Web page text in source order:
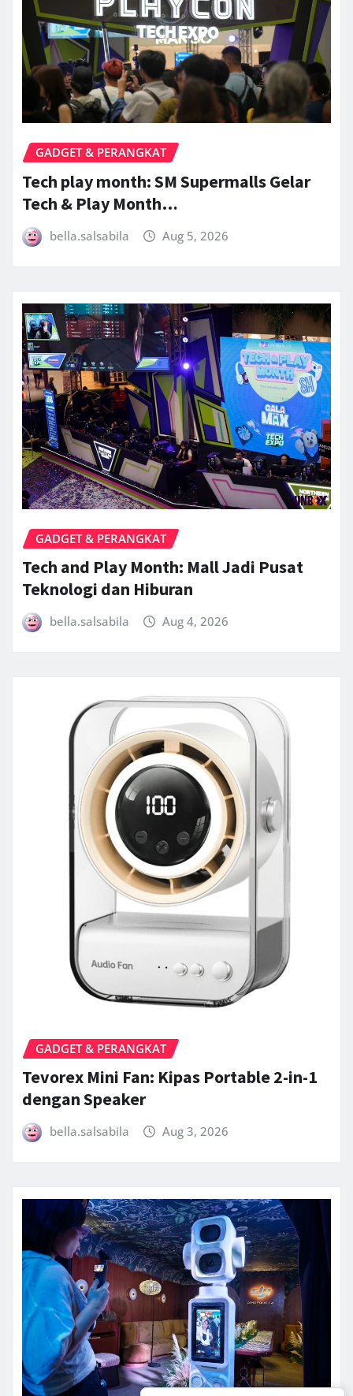
GADGET & PERANGKAT
Tech play month: SM Supermalls Gelar
Tech & Play Month…
bella.salsabila Aug 5, 2026
GADGET & PERANGKAT
Tech and Play Month: Mall Jadi Pusat
Teknologi dan Hiburan
bella.salsabila Aug 4, 2026
GADGET & PERANGKAT
Tevorex Mini Fan: Kipas Portable 2-in-1
dengan Speaker
bella.salsabila Aug 3, 2026